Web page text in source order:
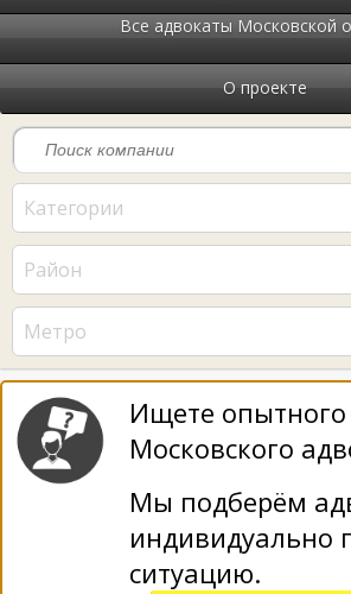
Все адвокаты Московской
О проекте
Категории
Район
Метро
Ищете опытного
Московского
Мы подберём
индивидуально
ситуацию.